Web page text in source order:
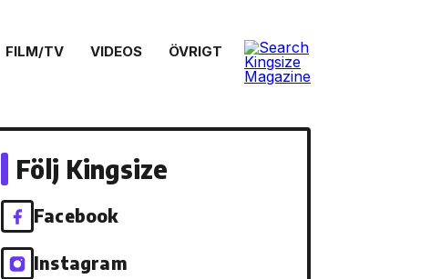
FILM/TV VIDEOS ÖVRIGT
Följ Kingsize
Facebook
Instagram